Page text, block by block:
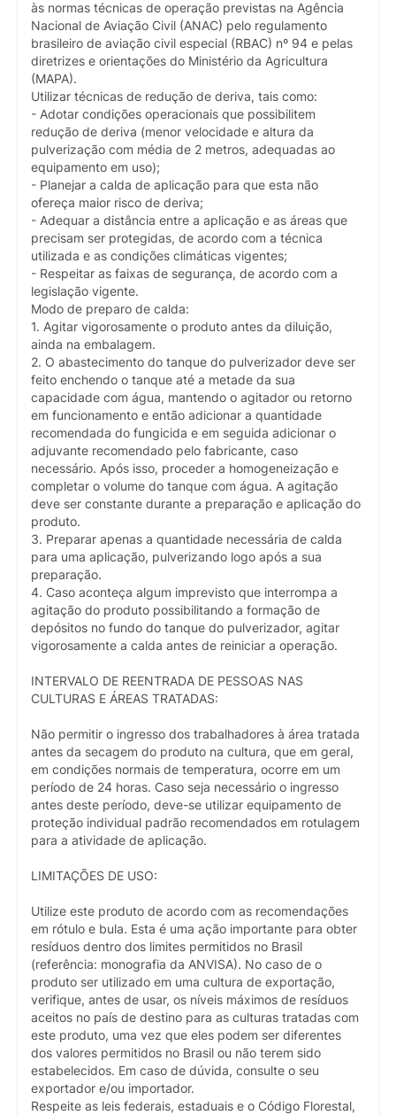
às normas técnicas de operação previstas na Agência
Nacional de Aviação Civil (ANAC) pelo regulamento
brasileiro de aviação civil especial (RBAC) nº 94 e pelas
diretrizes e orientações do Ministério da Agricultura
(MAPA).
Utilizar técnicas de redução de deriva, tais como:
- Adotar condições operacionais que possibilitem
redução de deriva (menor velocidade e altura da
pulverização com média de 2 metros, adequadas ao
equipamento em uso);
- Planejar a calda de aplicação para que esta não
ofereça maior risco de deriva;
- Adequar a distância entre a aplicação e as áreas que
precisam ser protegidas, de acordo com a técnica
utilizada e as condições climáticas vigentes;
- Respeitar as faixas de segurança, de acordo com a
legislação vigente.
Modo de preparo de calda:
1. Agitar vigorosamente o produto antes da diluição,
ainda na embalagem.
2. O abastecimento do tanque do pulverizador deve ser
feito enchendo o tanque até a metade da sua
capacidade com água, mantendo o agitador ou retorno
em funcionamento e então adicionar a quantidade
recomendada do fungicida e em seguida adicionar o
adjuvante recomendado pelo fabricante, caso
necessário. Após isso, proceder a homogeneização e
completar o volume do tanque com água. A agitação
deve ser constante durante a preparação e aplicação do
produto.
3. Preparar apenas a quantidade necessária de calda
para uma aplicação, pulverizando logo após a sua
preparação.
4. Caso aconteça algum imprevisto que interrompa a
agitação do produto possibilitando a formação de
depósitos no fundo do tanque do pulverizador, agitar
vigorosamente a calda antes de reiniciar a operação.
INTERVALO DE REENTRADA DE PESSOAS NAS
CULTURAS E ÁREAS TRATADAS:
Não permitir o ingresso dos trabalhadores à área tratada
antes da secagem do produto na cultura, que em geral,
em condições normais de temperatura, ocorre em um
período de 24 horas. Caso seja necessário o ingresso
antes deste período, deve-se utilizar equipamento de
proteção individual padrão recomendados em rotulagem
para a atividade de aplicação.
LIMITAÇÕES DE USO:
Utilize este produto de acordo com as recomendações
em rótulo e bula. Esta é uma ação importante para obter
resíduos dentro dos limites permitidos no Brasil
(referência: monografia da ANVISA). No caso de o
produto ser utilizado em uma cultura de exportação,
verifique, antes de usar, os níveis máximos de resíduos
aceitos no país de destino para as culturas tratadas com
este produto, uma vez que eles podem ser diferentes
dos valores permitidos no Brasil ou não terem sido
estabelecidos. Em caso de dúvida, consulte o seu
exportador e/ou importador.
Respeite as leis federais, estaduais e o Código Florestal,